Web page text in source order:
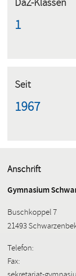
DaZ-Klassen
1
Seit
1967
Anschrift
Gymnasium
Buschkoppel 7
21493
Telefon:
Fax: